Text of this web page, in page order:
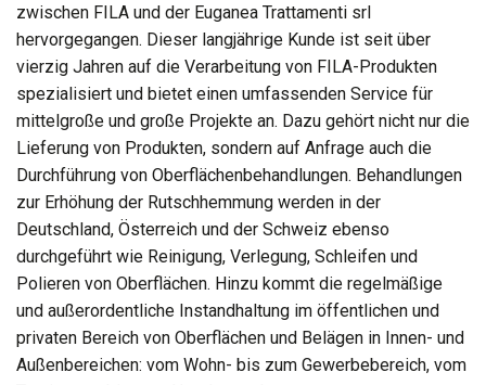
zwischen FILA und der Euganea Trattamenti srl
hervorgegangen. Dieser langjährige Kunde ist seit über
vierzig Jahren auf die Verarbeitung von FILA-Produkten
spezialisiert und bietet einen umfassenden Service für
mittelgroße und große Projekte an. Dazu gehört nicht nur die
Lieferung von Produkten, sondern auf Anfrage auch die
Durchführung von Oberflächenbehandlungen. Behandlungen
zur Erhöhung der Rutschhemmung werden in der
Deutschland, Österreich und der Schweiz ebenso
durchgeführt wie Reinigung, Verlegung, Schleifen und
Polieren von Oberflächen. Hinzu kommt die regelmäßige
und außerordentliche Instandhaltung im öffentlichen und
privaten Bereich von Oberflächen und Belägen in Innen- und
Außenbereichen: vom Wohn- bis zum Gewerbebereich, vom